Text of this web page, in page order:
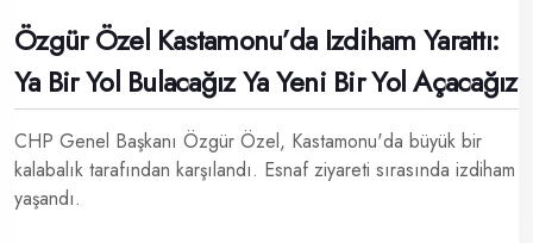
Özgür Özel Kastamonu’da Izdiham Yarattı:
Ya Bir Yol Bulacağız Ya Yeni Bir Yol Açacağız
CHP Genel Başkanı Özgür Özel, Kastamonu'da büyük bir
kalabalık tarafından karşılandı. Esnaf ziyareti sırasında izdiham
yaşandı.